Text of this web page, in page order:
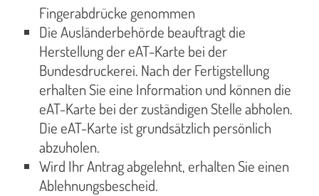
Fingerabdrücke genommen
Die Ausländerbehörde beauftragt die
Herstellung der eAT-Karte bei der
Bundesdruckerei. Nach der Fertigstellung
erhalten Sie eine Information und können die
eAT-Karte bei der zuständigen Stelle abholen.
Die eAT-Karte ist grundsätzlich persönlich
abzuholen.
Wird Ihr Antrag abgelehnt, erhalten Sie einen
Ablehnungsbescheid.